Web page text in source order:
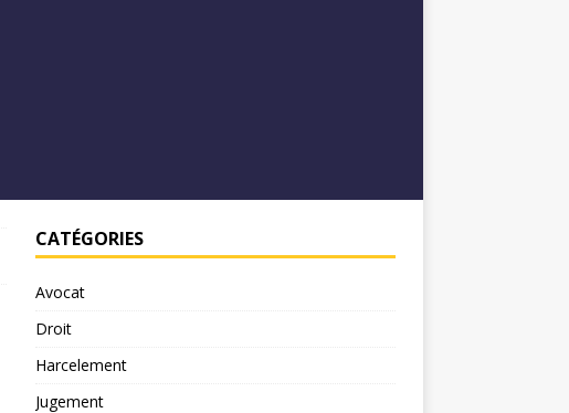
CATÉGORIES
Avocat
Droit
Harcelement
Jugement